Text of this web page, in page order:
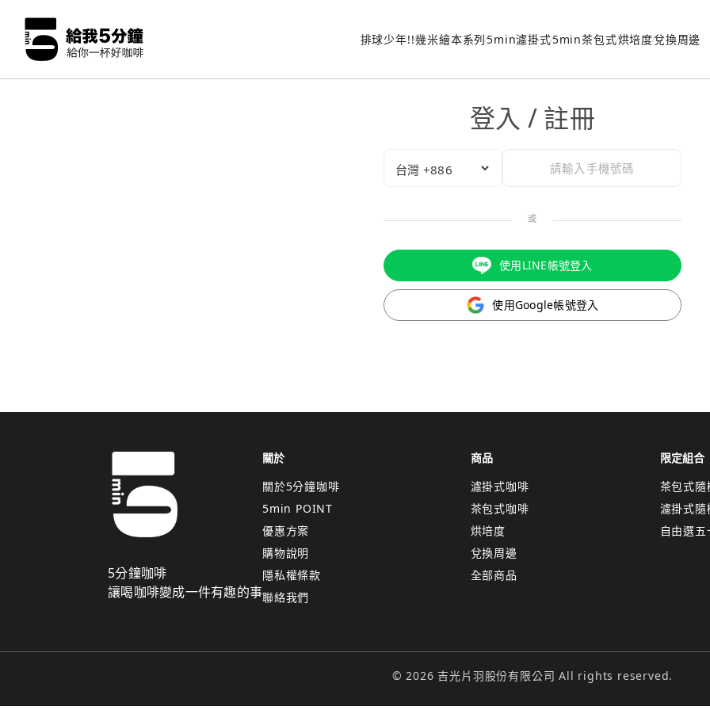
排球少年!!幾米繪本系列5min濾掛式5min茶包式烘培度兌換周邊
登入 / 註冊
或
使用LINE帳號登入
使用Google帳號登入
5分鐘咖啡
讓喝咖啡變成一件有趣的事
關於
關於5分鐘咖啡
5min POINT
優惠方案
購物說明
隱私權條款
聯絡我們
商品
濾掛式咖啡
茶包式咖啡
烘培度
兌換周邊
全部商品
限定組合
茶包式隨
濾掛式隨
自由選
© 2026 吉光片羽股份有限公司 All rights reserved.
點擊確認後，我們會將認證碼透過簡訊傳送至
驗證碼已成功發送至您的手機門號！
關閉